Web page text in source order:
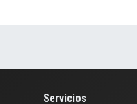
Servicios